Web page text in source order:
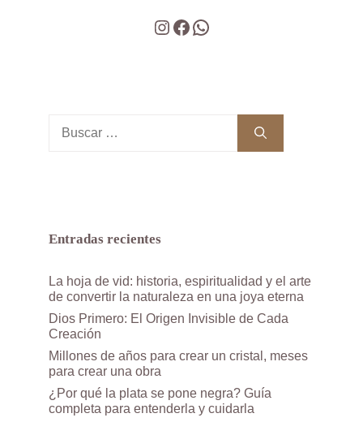
Instagram
Facebook
WhatsApp
Entradas recientes
La hoja de vid: historia, espiritualidad y el arte
de convertir la naturaleza en una joya eterna
Dios Primero: El Origen Invisible de Cada
Creación
Millones de años para crear un cristal, meses
para crear una obra
¿Por qué la plata se pone negra? Guía
completa para entenderla y cuidarla